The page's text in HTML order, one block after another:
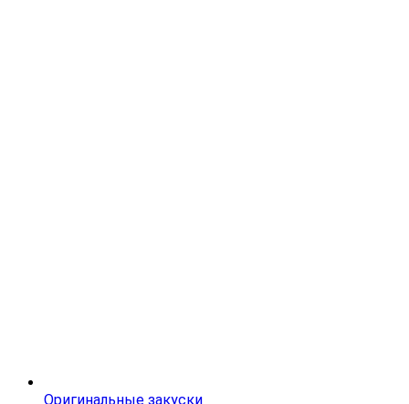
Оригинальные закуски